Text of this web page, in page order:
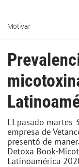
Motivar
El pasado martes
empresa de
presentó de
Detoxa Book-
Latinoamérica